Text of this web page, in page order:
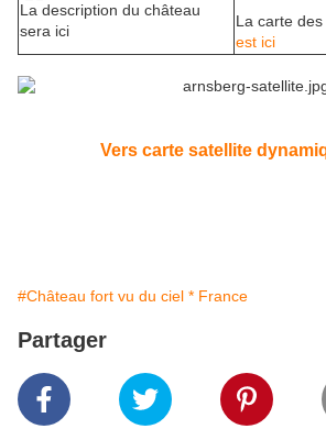
La description du château
sera ici
La carte
est ici
Vers carte satellite
#Château fort vu du ciel * France
Partager